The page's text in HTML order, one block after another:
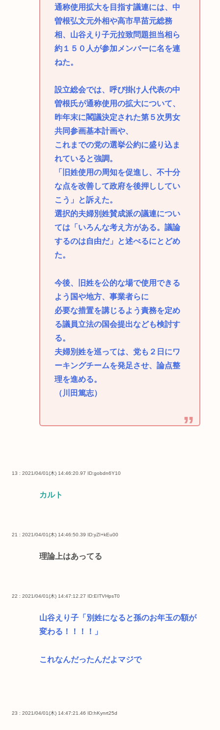
通称使用拡大を目指す議連には、中
曽根弘文元外相や高市早苗元総務
相、山谷えり子元拉致問題担当相ら
約１５０人が参加メンバーに名を連
ねた。
設立総会では、呼び掛け人代表の中
曽根氏が通称使用の拡大について、
昨年末に閣議決定された第５次男女
共同参画基本計画や、
これまでの党の選挙公約に盛り込ま
れていると強調。
「旧姓使用の周知を促進し、不十分
な点を改善して政府を後押ししてい
こう」と訴えた。
選択的夫婦別姓賛成派の議連につい
ては「いろんな考え方がある。議論
するのは自由だ」と述べるにとどめ
た。
今後、旧姓を公的な場で使用できる
よう国や地方、事業者らに
必要な措置を講じるよう責務を定め
る議員立法の国会提出なども検討す
る。
夫婦別姓を巡っては、党も２日にワ
ーキングチームを発足させ、論点整
理を進める。
（川田篤志）
13 : 2021/04/01(木) 14:46:20.97 ID:gobdn6Y10
カルト
21 : 2021/04/01(木) 14:46:50.39 ID:yZI+kEu00
理論上はあってる
22 : 2021/04/01(木) 14:47:12.27 ID:EITVHpsT0
山谷えり子「別姓になると孫のお年玉の額が
変わる！！！！」
これなんだったんだよマジで
23 : 2021/04/01(木) 14:47:21.46 ID:hKynrt25d